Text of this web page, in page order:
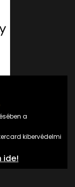
a
kibervédelmi
ide!